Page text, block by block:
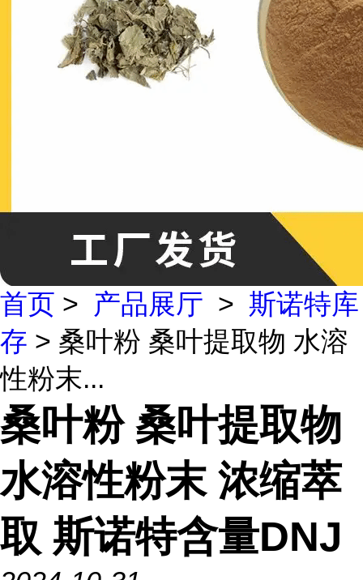
首页 > 产品展厅 > 斯诺特库
存 > 桑叶粉 桑叶提取物 水溶
性粉末...
桑叶粉 桑叶提取物
水溶性粉末 浓缩萃
取 斯诺特含量DNJ